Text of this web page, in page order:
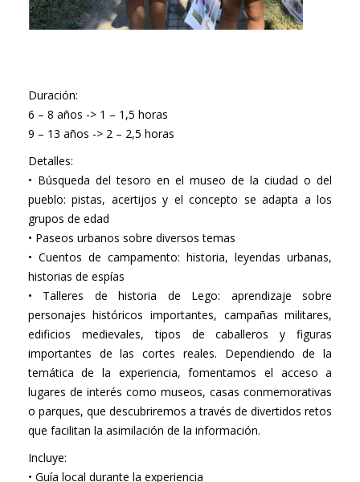
Duración:
6 – 8 años -> 1 – 1,5 horas
9 – 13 años -> 2 – 2,5 horas
Detalles:
• Búsqueda del tesoro en el museo de la ciudad o del
pueblo: pistas, acertijos y el concepto se adapta a los
grupos de edad
• Paseos urbanos sobre diversos temas
• Cuentos de campamento: historia, leyendas urbanas,
historias de espías
• Talleres de historia de Lego: aprendizaje sobre
personajes históricos importantes, campañas militares,
edificios medievales, tipos de caballeros y figuras
importantes de las cortes reales. Dependiendo de la
temática de la experiencia, fomentamos el acceso a
lugares de interés como museos, casas conmemorativas
o parques, que descubriremos a través de divertidos retos
que facilitan la asimilación de la información.
Incluye:
• Guía local durante la experiencia